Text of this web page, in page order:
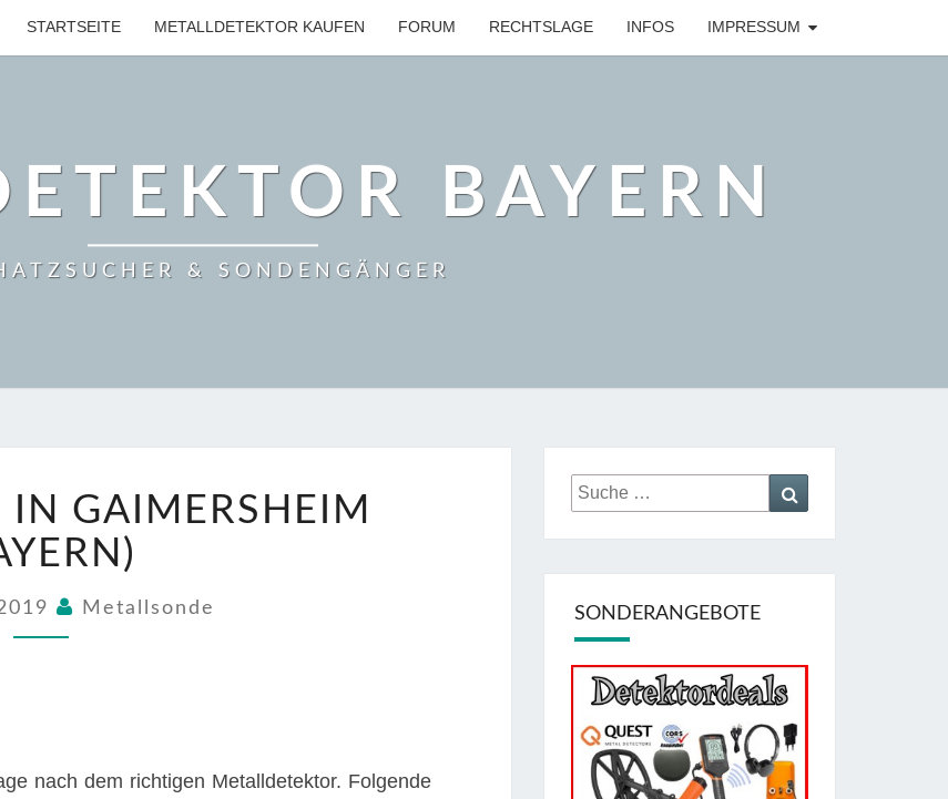
STARTSEITE METALLDETEKTOR KAUFEN FORUM RECHTSLAGE INFOS IMPRESSUM
BAYERN
& SONDENGÄNGER
FINDEN
IN
GAIMERSHEIM
GAIMERSHEIM
Metallsonde
nach dem richtigen Metalldetektor. Folgende
Suche
nach:
SONDERANGEBOTE